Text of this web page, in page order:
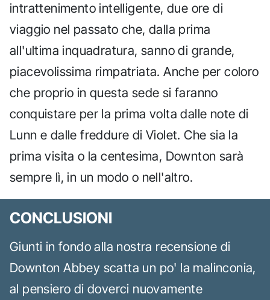
intrattenimento intelligente, due ore di
viaggio nel passato che, dalla prima
all'ultima inquadratura, sanno di grande,
piacevolissima rimpatriata. Anche per coloro
che proprio in questa sede si faranno
conquistare per la prima volta dalle note di
Lunn e dalle freddure di Violet. Che sia la
prima visita o la centesima, Downton sarà
sempre lì, in un modo o nell'altro.
CONCLUSIONI
Giunti in fondo alla nostra recensione di
Downton Abbey scatta un po' la malinconia,
al pensiero di doverci nuovamente